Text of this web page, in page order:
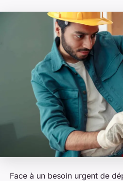
Face à un besoin urgent de